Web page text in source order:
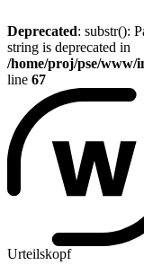
Deprecated: substr():
string is deprecated in
/home/proj/pse/www/
line 67
Urteilskopf